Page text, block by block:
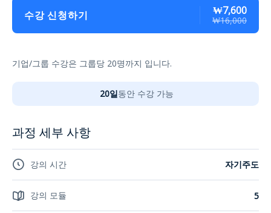
수강 신청하기 ₩7,600
₩16,000
기업/그룹 수강은 그룹당 20명까지 입니다.
20일동안 수강 가능
과정 세부 사항
강의 시간 자기주도
강의 모듈 5